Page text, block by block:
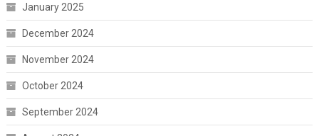
January 2025
December 2024
November 2024
October 2024
September 2024